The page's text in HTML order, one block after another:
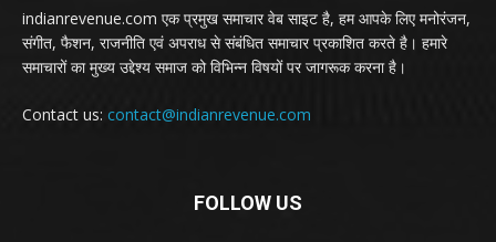
indianrevenue.com एक प्रमुख समाचार वेब साइट है, हम आपके लिए मनोरंजन,
संगीत, फैशन, राजनीति एवं अपराध से संबंधित समाचार प्रकाशित करते है। हमारे
समाचारों का मुख्य उद्देश्य समाज को विभिन्न विषयों पर जागरूक करना है।
Contact us: contact@indianrevenue.com
FOLLOW US